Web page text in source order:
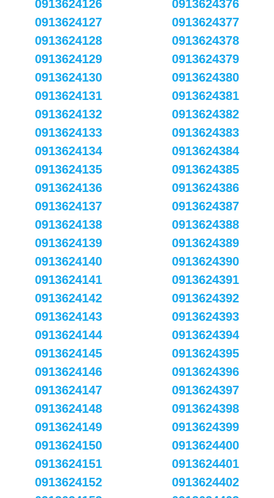
0913624126
0913624127
0913624128
0913624129
0913624130
0913624131
0913624132
0913624133
0913624134
0913624135
0913624136
0913624137
0913624138
0913624139
0913624140
0913624141
0913624142
0913624143
0913624144
0913624145
0913624146
0913624147
0913624148
0913624149
0913624150
0913624151
0913624152
0913624376
0913624377
0913624378
0913624379
0913624380
0913624381
0913624382
0913624383
0913624384
0913624385
0913624386
0913624387
0913624388
0913624389
0913624390
0913624391
0913624392
0913624393
0913624394
0913624395
0913624396
0913624397
0913624398
0913624399
0913624400
0913624401
0913624402